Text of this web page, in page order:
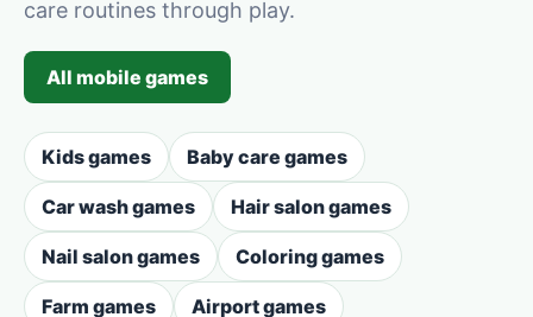
care routines through play.
All mobile games
Kids games Baby care games
Car wash games Hair salon games
Nail salon games Coloring games
Farm games Airport games